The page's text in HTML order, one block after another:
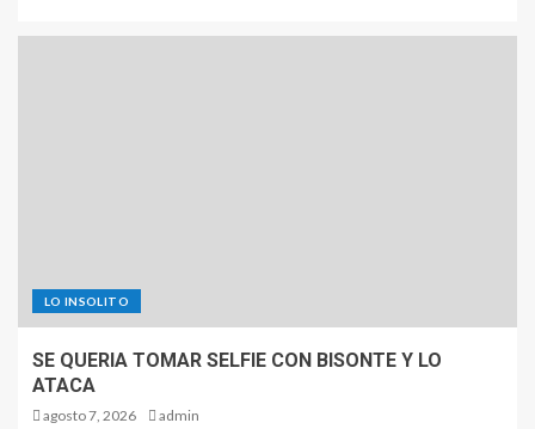
LO INSOLITO
SE QUERIA TOMAR SELFIE CON BISONTE Y LO
ATACA
agosto 7, 2026 admin